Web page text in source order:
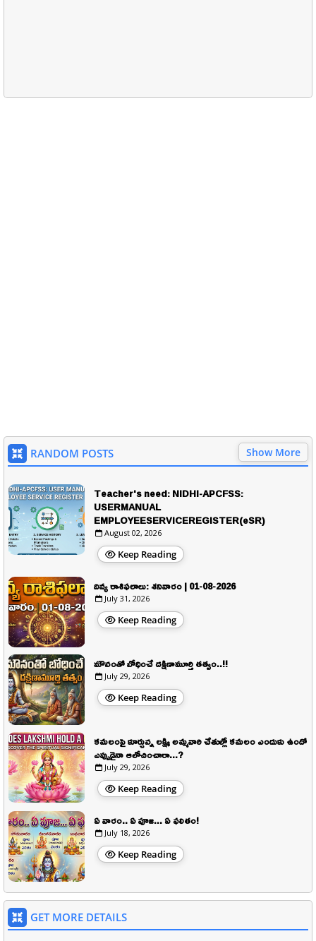
RANDOM POSTS Show More
Teacher's need: NIDHI-APCFSS:
USERMANUAL
EMPLOYEESERVICEREGISTER(eSR)
August 02, 2026
Keep Reading
దివ్య రాశిఫలాలు: శనివారం | 01-08-2026
July 31, 2026
Keep Reading
మౌనంతో బోధించే దక్షిణామూర్తి తత్వం..!!
July 29, 2026
Keep Reading
కమలంపై కూర్చున్న లక్ష్మి అమ్మవారి చేతుల్లో కమలం ఎందుకు ఉందో
ఎప్పుడైనా ఆలోచించారా...?
July 29, 2026
Keep Reading
ఏ వారం.. ఏ పూజ... ఏ ఫలితం!
July 18, 2026
Keep Reading
GET MORE DETAILS